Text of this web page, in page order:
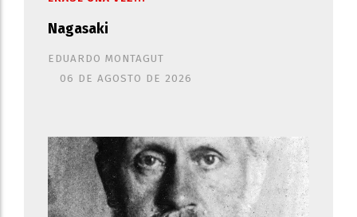
Nagasaki
EDUARDO MONTAGUT
06 DE AGOSTO DE 2026